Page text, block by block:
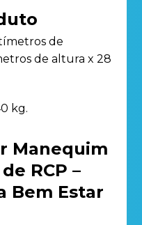
de
de altura x 28
kg.
Manequim
RCP –
Bem Estar